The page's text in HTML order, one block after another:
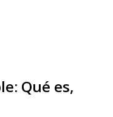
Qué es,